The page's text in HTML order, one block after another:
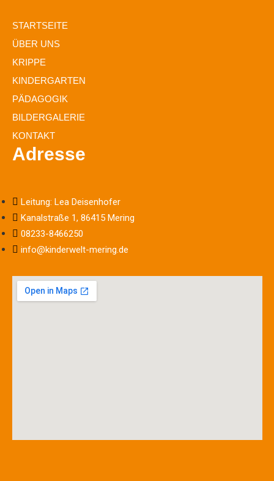
STARTSEITE
ÜBER UNS
KRIPPE
KINDERGARTEN
PÄDAGOGIK
BILDERGALERIE
KONTAKT
Adresse
Leitung: Lea Deisenhofer
Kanalstraße 1, 86415 Mering
08233-8466250
info@kinderwelt-mering.de